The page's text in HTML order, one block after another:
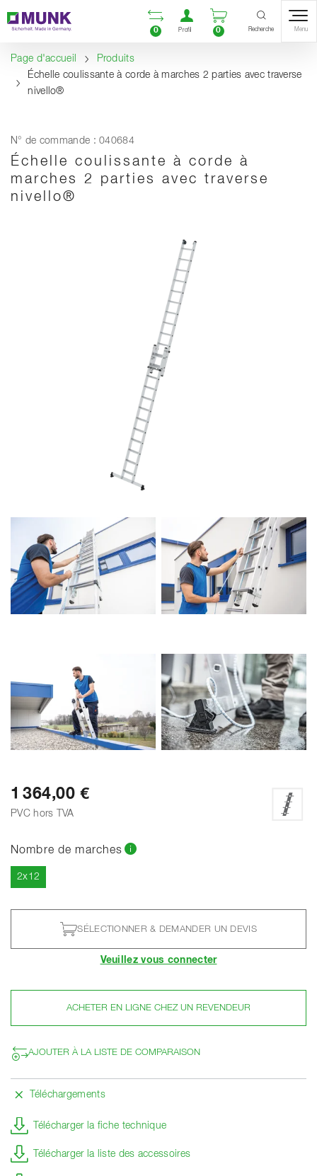
Contenu
Sommaire
Navigation Ouvrir la liste
0
Ouvrir un compte
Profil
Ouvrir le
0 Recherche Menu
Page d'accueil
Produits
Échelle coulissante à corde à marches 2 parties avec traverse
nivello®
N° de commande : 040684
Échelle coulissante à corde à
marches 2 parties avec traverse
nivello®
1 364,00 €
PVC hors TVA
Nombre de marches
2x12
SÉLECTIONNER & DEMANDER UN DEVIS
Veuillez vous connecter
ACHETER EN LIGNE CHEZ UN REVENDEUR
AJOUTER À LA LISTE DE COMPARAISON
Téléchargements
Télécharger la fiche technique
Télécharger la liste des accessoires